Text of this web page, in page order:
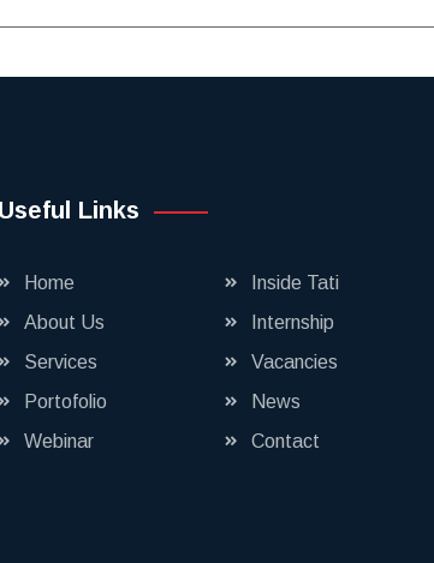
Useful Links
Home
About Us
Services
Portofolio
Webinar
Inside Tati
Internship
Vacancies
News
Contact